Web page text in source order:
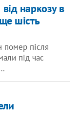
наркозу в
шість
після
під час